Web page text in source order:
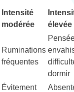
Intensité
modérée
élevée
Ruminations
fréquentes
dormir
Évitement